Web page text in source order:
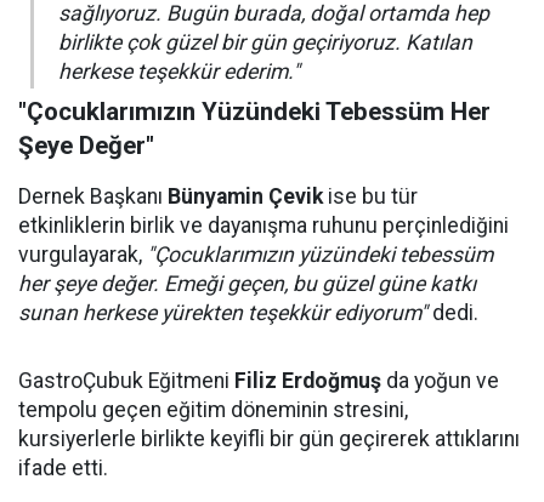
sağlıyoruz. Bugün burada, doğal ortamda hep
birlikte çok güzel bir gün geçiriyoruz. Katılan
herkese teşekkür ederim."
"Çocuklarımızın Yüzündeki Tebessüm Her
Şeye Değer"
Dernek Başkanı Bünyamin Çevikise bu tür
etkinliklerin birlik ve dayanışma ruhunu perçinlediğini
vurgulayarak, "Çocuklarımızın yüzündeki tebessüm
her şeye değer. Emeği geçen, bu güzel güne katkı
sunan herkese yürekten teşekkür ediyorum"dedi.
GastroÇubuk Eğitmeni Filiz Erdoğmuş da yoğun ve
tempolu geçen eğitim döneminin stresini,
kursiyerlerle birlikte keyifli bir gün geçirerek attıklarını
ifade etti.